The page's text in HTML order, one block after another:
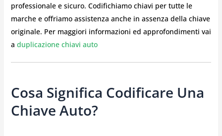
professionale e sicuro. Codifichiamo chiavi per tutte le
marche e offriamo assistenza anche in assenza della chiave
originale. Per maggiori informazioni ed approfondimenti vai
a duplicazione chiavi auto
Cosa Significa Codificare Una
Chiave Auto?